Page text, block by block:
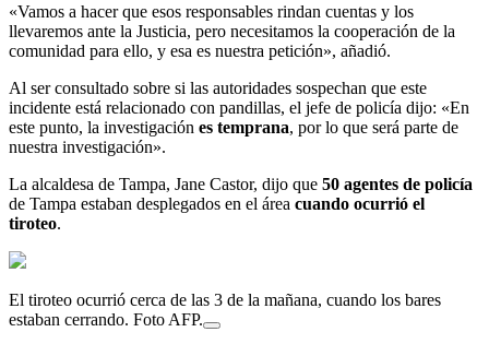
«Vamos a hacer que esos responsables rindan cuentas y los
llevaremos ante la Justicia, pero necesitamos la cooperación de la
comunidad para ello, y esa es nuestra petición», añadió.
Al ser consultado sobre si las autoridades sospechan que este
incidente está relacionado con pandillas, el jefe de policía dijo: «En
este punto, la investigación es temprana, por lo que será parte de
nuestra investigación».
La alcaldesa de Tampa, Jane Castor, dijo que 50 agentes de policía
de Tampa estaban desplegados en el área cuando ocurrió el
tiroteo.
El tiroteo ocurrió cerca de las 3 de la mañana, cuando los bares
estaban cerrando. Foto AFP.